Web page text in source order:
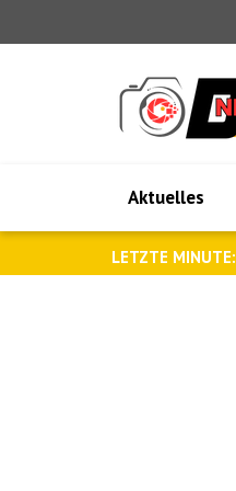
Aktuelles
LETZTE MINUTE: